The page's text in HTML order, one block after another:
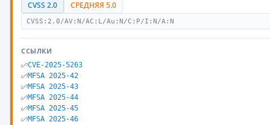
CVSS 2.0 СРЕДНЯЯ 5.0
CVSS:2.0/AV:N/AC:L/Au:N/C:P/I:N/A:N
ССЫЛКИ
CVE-2025-5263
MFSA 2025-42
MFSA 2025-43
MFSA 2025-44
MFSA 2025-45
MFSA 2025-46